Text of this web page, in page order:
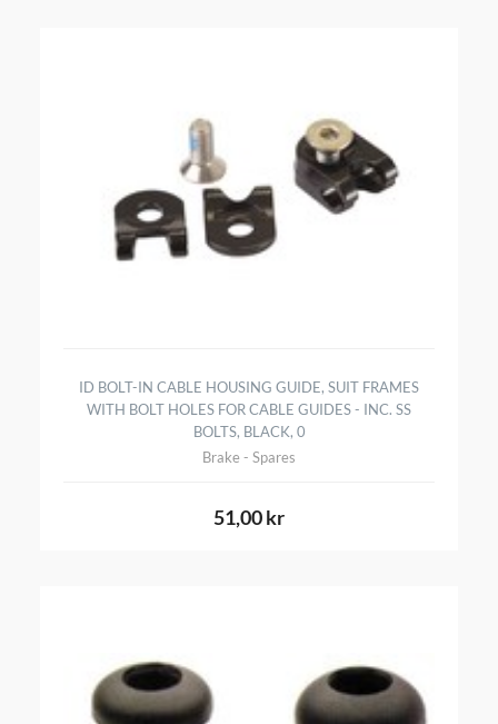
ID BOLT-IN CABLE HOUSING GUIDE, SUIT FRAMES
WITH BOLT HOLES FOR CABLE GUIDES - INC. SS
BOLTS, BLACK, 0
Brake - Spares
51,00 kr